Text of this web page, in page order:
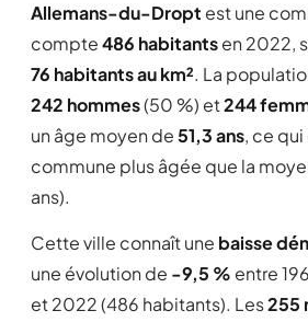
Allemans-du-Dropt est une
compte486 habitantsen 2022,
76 habitants au km². La
242 hommes(50 %) et244
un âge moyen de51,3 ans, ce qui
commune plus âgée que la
ans).
Cette ville connaît une baisse
une évolution de -9,5 % entre
et 2022 (486 habitants). Les255